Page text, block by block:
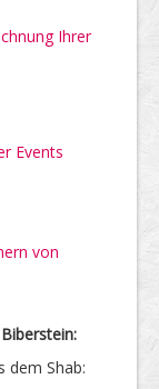
Ihrer
Events
von
dem Shab: